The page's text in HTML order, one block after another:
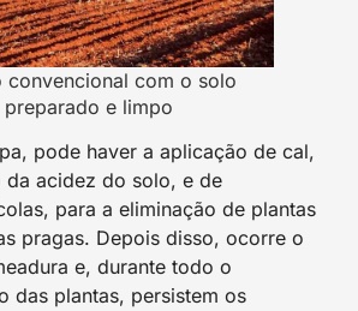
convencional com o solo
preparado e limpo
pode haver a aplicação de cal,
da acidez do solo, e de
para a eliminação de plantas
pragas. Depois disso, ocorre o
e, durante todo o
das plantas, persistem os